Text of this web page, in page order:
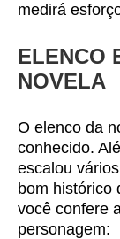
medirá
ELENCO
NOVELA
O elenco da
conhecido.
escalou
bom histórico
você confere
personagem: